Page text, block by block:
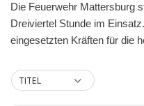
Die Feuerwehr Mattersburg
Dreiviertel Stunde im
eingesetzten Kräften für die
TITEL